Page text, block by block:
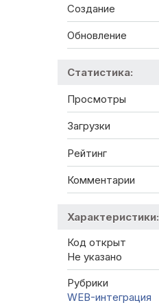
Создание
Обновление
Статистика:
Просмотры
Загрузки
Рейтинг
Комментарии
Характеристики:
Код открыт
Не указано
Рубрики
WEB-интеграция